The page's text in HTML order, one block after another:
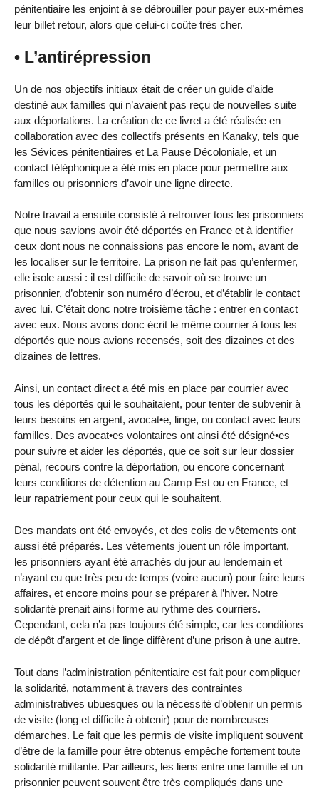
pénitentiaire les enjoint à se débrouiller pour payer eux-mêmes
leur billet retour, alors que celui-ci coûte très cher.
• L’antirépression
Un de nos objectifs initiaux était de créer un guide d’aide
destiné aux familles qui n’avaient pas reçu de nouvelles suite
aux déportations. La création de ce livret a été réalisée en
collaboration avec des collectifs présents en Kanaky, tels que
les Sévices pénitentiaires et La Pause Décoloniale, et un
contact téléphonique a été mis en place pour permettre aux
familles ou prisonniers d’avoir une ligne directe.
Notre travail a ensuite consisté à retrouver tous les prisonniers
que nous savions avoir été déportés en France et à identifier
ceux dont nous ne connaissions pas encore le nom, avant de
les localiser sur le territoire. La prison ne fait pas qu’enfermer,
elle isole aussi : il est difficile de savoir où se trouve un
prisonnier, d’obtenir son numéro d’écrou, et d’établir le contact
avec lui. C’était donc notre troisième tâche : entrer en contact
avec eux. Nous avons donc écrit le même courrier à tous les
déportés que nous avions recensés, soit des dizaines et des
dizaines de lettres.
Ainsi, un contact direct a été mis en place par courrier avec
tous les déportés qui le souhaitaient, pour tenter de subvenir à
leurs besoins en argent, avocat•e, linge, ou contact avec leurs
familles. Des avocat•es volontaires ont ainsi été désigné•es
pour suivre et aider les déportés, que ce soit sur leur dossier
pénal, recours contre la déportation, ou encore concernant
leurs conditions de détention au Camp Est ou en France, et
leur rapatriement pour ceux qui le souhaitent.
Des mandats ont été envoyés, et des colis de vêtements ont
aussi été préparés. Les vêtements jouent un rôle important,
les prisonniers ayant été arrachés du jour au lendemain et
n’ayant eu que très peu de temps (voire aucun) pour faire leurs
affaires, et encore moins pour se préparer à l’hiver. Notre
solidarité prenait ainsi forme au rythme des courriers.
Cependant, cela n’a pas toujours été simple, car les conditions
de dépôt d’argent et de linge diffèrent d’une prison à une autre.
Tout dans l’administration pénitentiaire est fait pour compliquer
la solidarité, notamment à travers des contraintes
administratives ubuesques ou la nécessité d’obtenir un permis
de visite (long et difficile à obtenir) pour de nombreuses
démarches. Le fait que les permis de visite impliquent souvent
d’être de la famille pour être obtenus empêche fortement toute
solidarité militante. Par ailleurs, les liens entre une famille et un
prisonnier peuvent souvent être très compliqués dans une